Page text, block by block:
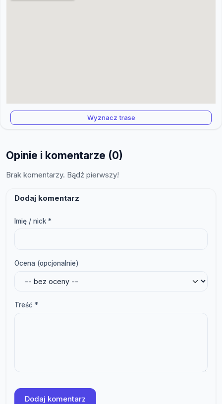
Wyznacz trase
Opinie i komentarze (0)
Brak komentarzy. Bądź pierwszy!
Dodaj komentarz
Imię / nick *
Ocena (opcjonalnie)
Treść *
Dodaj komentarz